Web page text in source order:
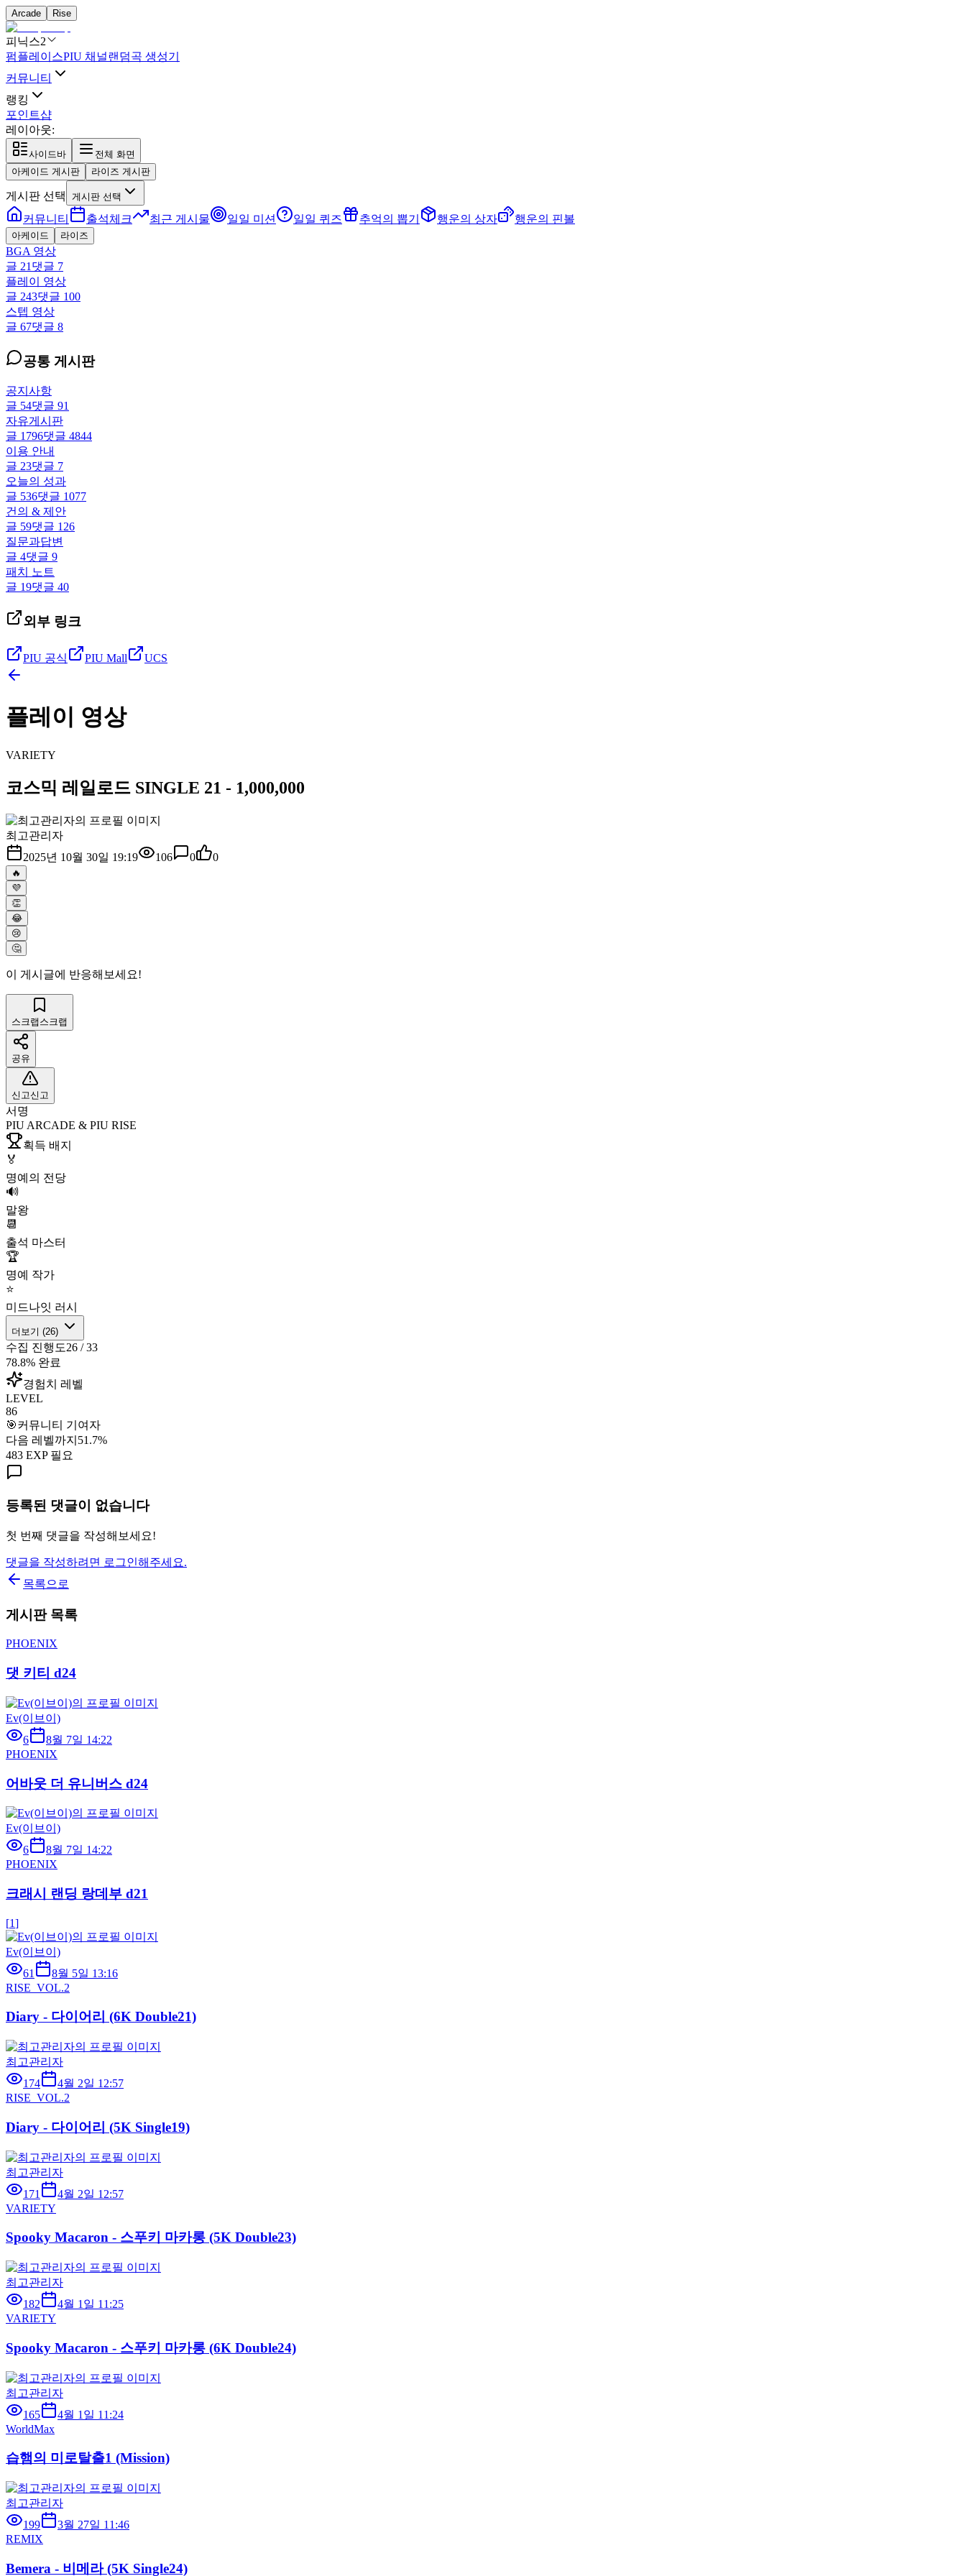
Arcade Rise
피닉스2
펌플레이스PIU 채널랜덤곡 생성기
커뮤니티
랭킹
포인트샵
레이아웃:
사이드바
전체 화면
아케이드 게시판
라이즈 게시판
게시판 선택 게시판 선택
커뮤니티 출석체크 최근 게시물 일일 미션 일일 퀴즈 추억의 뽑기 행운의 상자 행운의 핀볼
아케이드 라이즈
BGA 영상
글 21 댓글 7
플레이 영상
글 243댓글 100
스텝 영상
글 67댓글 8
공통 게시판
공지사항
글 54댓글 91
자유게시판
글 1796댓글 4844
이용 안내
글 23댓글 7
오늘의 성과
글 536댓글 1077
건의 & 제안
글 59댓글 126
질문과답변
글 4댓글 9
패치 노트
글 19댓글 40
외부 링크
PIU 공식 PIU Mall UCS
플레이 영상
VARIETY
코스믹 레일로드 SINGLE 21 - 1,000,000
최고관리자
2025년 10월 30일 19:19
106 0 0
🔥
💜
👏
😂
😢
🤔
이 게시글에 반응해보세요!
스크랩 스크랩
공유
신고신고
서명
PIU ARCADE & PIU RISE
획득 배지
🏅
명예의 전당
🔊
말왕
📆
출석 마스터
🏆
명예 작가
⭐
미드나잇 러시
더보기 (26)
수집 진행도26 /33
78.8% 완료
경험치 레벨
LEVEL
86
🎯커뮤니티 기여자
다음 레벨까지 51.7%
483 EXP 필요
등록된 댓글이 없습니다
첫 번째 댓글을 작성해보세요!
댓글을 작성하려면 로그인해주세요.
목록으로
게시판 목록
PHOENIX
댓 키티 d24
Ev(이브이)
6
8월 7일 14:22
PHOENIX
어바웃 더 유니버스 d24
Ev(이브이)
6
8월 7일 14:22
PHOENIX
크래시 랜딩 랑데부 d21
[1]
Ev(이브이)
61
8월 5일 13:16
RISE_VOL.2
Diary - 다이어리 (6K Double21)
최고관리자
174
4월 2일 12:57
RISE_VOL.2
Diary - 다이어리 (5K Single19)
최고관리자
171
4월 2일 12:57
VARIETY
Spooky Macaron - 스푸키 마카롱 (5K Double23)
최고관리자
182
4월 1일 11:25
VARIETY
Spooky Macaron - 스푸키 마카롱 (6K Double24)
최고관리자
165
4월 1일 11:24
WorldMax
습햄의 미로탈출1 (Mission)
최고관리자
199
3월 27일 11:46
REMIX
Bemera - 비메라 (5K Single24)